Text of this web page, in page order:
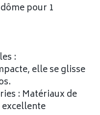
pour 1
:
elle se glisse
: Matériaux de